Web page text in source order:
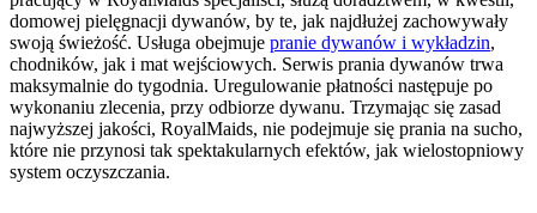
domowej pielęgnacji dywanów, by te, jak najdłużej zachowywały
swoją świeżość. Usługa obejmuje pranie dywanów i wykładzin,
chodników, jak i mat wejściowych. Serwis prania dywanów trwa
maksymalnie do tygodnia. Uregulowanie płatności następuje po
wykonaniu zlecenia, przy odbiorze dywanu. Trzymając się zasad
najwyższej jakości, RoyalMaids, nie podejmuje się prania na sucho,
które nie przynosi tak spektakularnych efektów, jak wielostopniowy
system oczyszczania.